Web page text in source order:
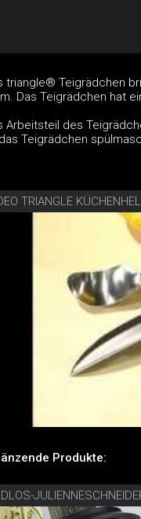
triangle® Teigrädchen
Das Teigrädchen hat
Arbeitsteil des
Teigrädchen
TRIANGLE
Produkte: